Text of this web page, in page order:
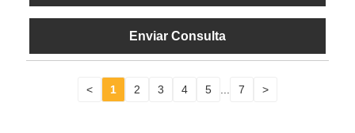
Enviar Consulta
< 1 2 3 4 5 7 >